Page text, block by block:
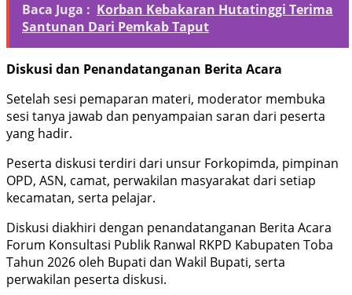
Baca Juga : Korban Kebakaran Hutatinggi Terima
Santunan Dari Pemkab Taput
Diskusi dan Penandatanganan Berita Acara
Setelah sesi pemaparan materi, moderator membuka
sesi tanya jawab dan penyampaian saran dari peserta
yang hadir.
Peserta diskusi terdiri dari unsur Forkopimda, pimpinan
OPD, ASN, camat, perwakilan masyarakat dari setiap
kecamatan, serta pelajar.
Diskusi diakhiri dengan penandatanganan Berita Acara
Forum Konsultasi Publik Ranwal RKPD Kabupaten Toba
Tahun 2026 oleh Bupati dan Wakil Bupati, serta
perwakilan peserta diskusi.